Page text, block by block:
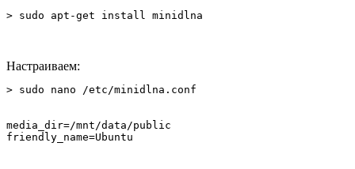
> sudo apt-get install minidlna
Настраиваем:
> sudo nano /etc/minidlna.conf
media_dir=/mnt/data/public
friendly_name=Ubuntu